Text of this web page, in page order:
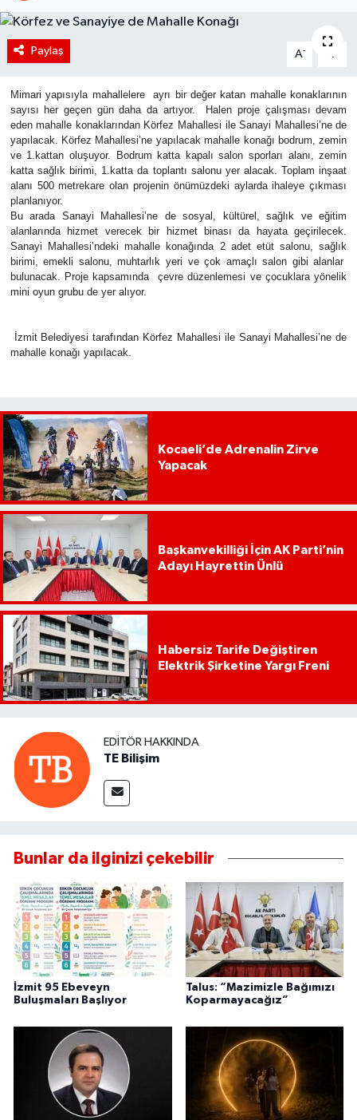
Paylaş A- A
Mimari yapısıyla mahallelere ayrı bir değer katan mahalle konaklarının
sayısı her geçen gün daha da artıyor. Halen proje çalışması devam
eden mahalle konaklarından Körfez Mahallesi ile Sanayi Mahallesi’ne de
yapılacak. Körfez Mahallesi’ne yapılacak mahalle konağı bodrum, zemin
ve 1.kattan oluşuyor. Bodrum katta kapalı salon sporları alanı, zemin
katta sağlık birimi, 1.katta da toplantı salonu yer alacak. Toplam inşaat
alanı 500 metrekare olan projenin önümüzdeki aylarda ihaleye çıkması
planlanıyor.
Bu arada Sanayi Mahallesi’ne de sosyal, kültürel, sağlık ve eğitim
alanlarında hizmet verecek bir hizmet binası da hayata geçirilecek.
Sanayi Mahallesi’ndeki mahalle konağında 2 adet etüt salonu, sağlık
birimi, emekli salonu, muhtarlık yeri ve çok amaçlı salon gibi alanlar
bulunacak. Proje kapsamında çevre düzenlemesi ve çocuklara yönelik
mini oyun grubu de yer alıyor.
İzmit Belediyesi tarafından Körfez Mahallesi ile Sanayi Mahallesi’ne de
mahalle konağı yapılacak.
Kocaeli’de Adrenalin Zirve
Yapacak
Başkanvekilliği İçin AK Parti’nin
Adayı Hayrettin Ünlü
Habersiz Tarife Değiştiren
Elektrik Şirketine Yargı Freni
EDITÖR HAKKINDA
TE Bilişim
Bunlar da ilginizi çekebilir
İzmit 95 Ebeveyn
Buluşmaları Başlıyor
Talus: “Mazimizle Bağımızı
Koparmayacağız”